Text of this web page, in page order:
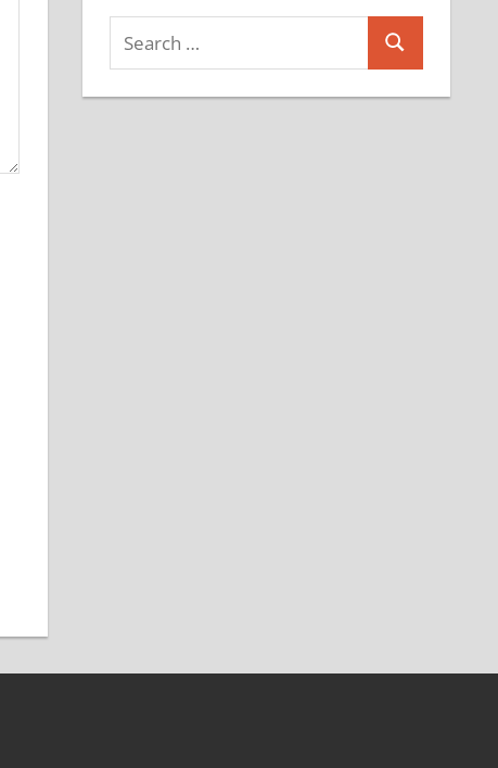
Search
for:
Search